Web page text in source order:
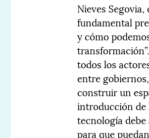
Nieves
fundamental
y cómo
todos los
entre
construir un
introducción de
tecnología
para que